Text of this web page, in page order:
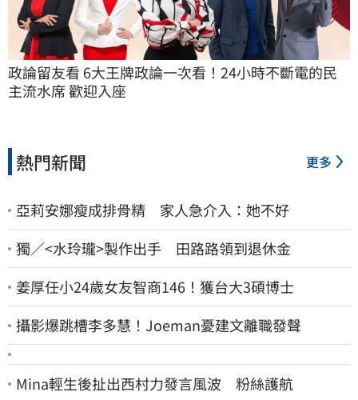
政論留友看 6大王牌政論一次看！24小時不斷電的民
主流水席 歡迎入座
熱門新聞 更多
亞莉安娜瘦成排骨精 家人急介入：她不好
獨／<水玲瓏>製作出手 田路路領到退休金
姜厚任小24歲女友智商146！獲台大3碩博士
攝影爆跳槽李多慧！Joeman憂建文離職發聲
Mina輕生後扯出西村力發言風波 粉絲護航